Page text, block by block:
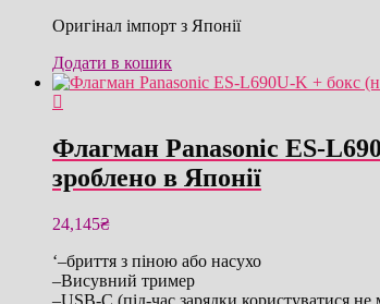
Оригінал імпорт з Японії
Додати в кошик
Флагман Panasonic ES-
зроблено в Японії
24,145₴
‘–бриття з піною або насухо
–Висувний тример